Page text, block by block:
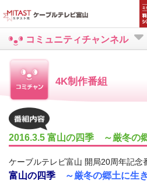
コミュニティチャンネル
4K制作番組
2016.3.5 富山の四季 ～厳冬の
ケーブルテレビ富山 開局20周年記念
富山の四季 ～厳冬の郷土に生